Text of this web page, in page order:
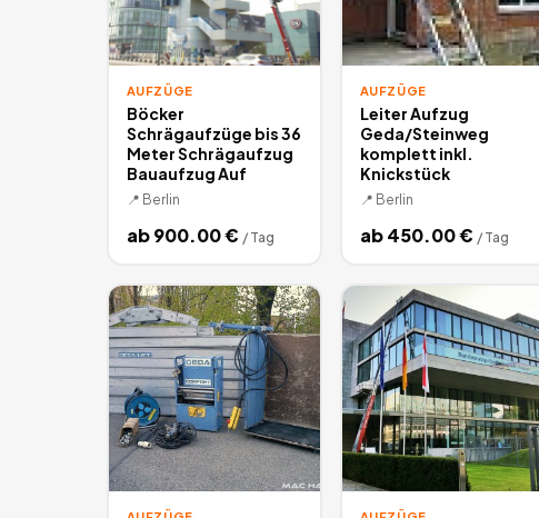
AUFZÜGE
Böcker
Schrägaufzüge bis 36
Meter Schrägaufzug
Bauaufzug Auf
📍 Berlin
ab900.00€ / Tag
AUFZÜGE
Leiter Aufzug
Geda/Steinweg
komplett inkl.
Knickstück
📍 Berlin
ab450.00€ / Tag